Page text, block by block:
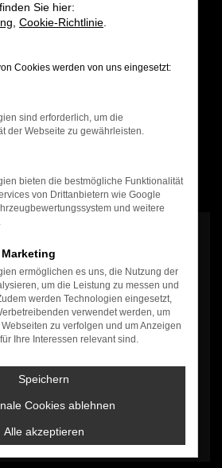
4,8
vonwww.google.comzu laden. Dabei
weitergegeben werden. Wenn Sie damit
klicken Sie bitte auf "Bestätigen".
Sie hier:
Cookie-Richtlinie
Cookies werden von uns eingesetzt:
sind erforderlich, um die
der Webseite zu gewährleisten.
bieten die bestmögliche Funktionalität
von Drittanbietern wie Google
und weitere
ermöglichen es uns, die Nutzung der
um die Leistung zu messen und
werden Technologien eingesetzt,
verwendet werden, um
zu verfolgen und um Anzeigen
Ihre Interessen relevant sind.
Speichern
Cookies ablehnen
Alle akzeptieren